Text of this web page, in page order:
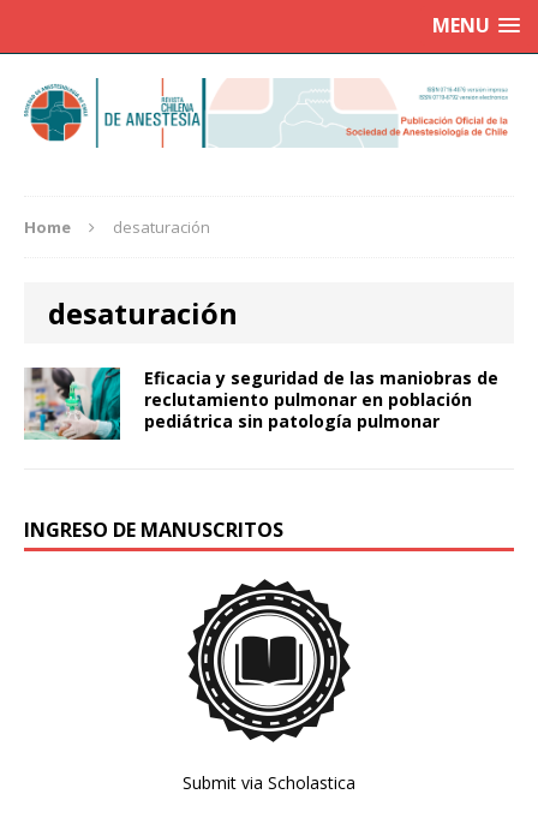
MENU
Home desaturación
desaturación
Eficacia y seguridad de las maniobras de
reclutamiento pulmonar en población
pediátrica sin patología pulmonar
INGRESO DE MANUSCRITOS
Submit via Scholastica